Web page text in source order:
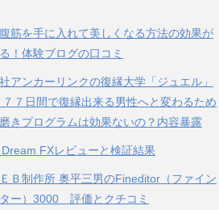
筋を手に入れて美しくなる方法の効果が
！体験ブログの口コミ
アンカーリンクの復縁大学「ジュエル」
７７日間で復縁出来る男性へと変わるため
きプログラムは効果ないの？内容暴露
FXレビューと検証結果
Ｂ制作所 奥平三男のFineditor（ファイン
ー）3000 評価とクチコミ